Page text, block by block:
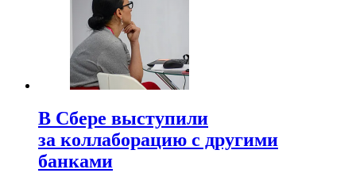
В Сбере выступили
за коллаборацию с другими
банками